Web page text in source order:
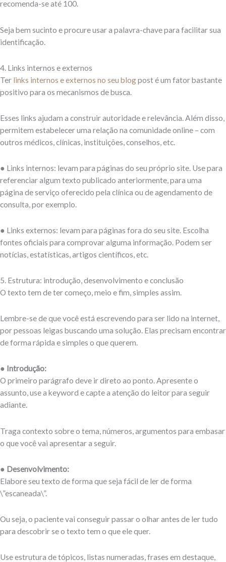
recomenda-se até 100.
Seja bem sucinto e procure usar a palavra-chave para facilitar sua
identificação.
4. Links internos e externos
Ter links internos e externos no seu blogpost é um fator bastante
positivo para os mecanismos de busca.
Esses links ajudam a construir autoridade e relevância. Além disso,
permitem estabelecer uma relação na comunidade online – com
outros médicos, clínicas, instituições, conselhos, etc.
● Links internos: levam para páginas do seu próprio site. Use para
referenciar algum texto publicado anteriormente, para uma
página de serviço oferecido pela clínica ou de agendamento de
consulta, por exemplo.
● Links externos: levam para páginas fora do seu site. Escolha
fontes oficiais para comprovar alguma informação. Podem ser
notícias, estatísticas, artigos científicos, etc.
5. Estrutura: introdução, desenvolvimento e conclusão
O texto tem de ter começo, meio e fim, simples assim.
Lembre-se de que você está escrevendo para ser lido na internet,
por pessoas leigas buscando uma solução. Elas precisam encontrar
de forma rápida e simples o que querem.
● Introdução:
O primeiro parágrafo deve ir direto ao ponto. Apresente o
assunto, use a keyword e capte a atenção do leitor para seguir
adiante.
Traga contexto sobre o tema, números, argumentos para embasar
o que você vai apresentar a seguir.
● Desenvolvimento:
Elabore seu texto de forma que seja fácil de ler de forma
\”escaneada\”.
Ou seja, o paciente vai conseguir passar o olhar antes de ler tudo
para descobrir se o texto tem o que ele quer.
Use estrutura de tópicos, listas numeradas, frases em destaque,